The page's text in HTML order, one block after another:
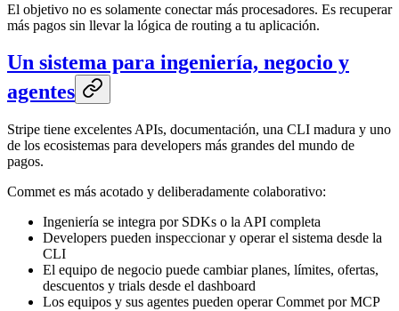
El objetivo no es solamente conectar más procesadores. Es recuperar
más pagos sin llevar la lógica de routing a tu aplicación.
Un sistema para ingeniería, negocio y
agentes
Stripe tiene excelentes APIs, documentación, una CLI madura y uno
de los ecosistemas para developers más grandes del mundo de
pagos.
Commet es más acotado y deliberadamente colaborativo:
Ingeniería se integra por SDKs o la API completa
Developers pueden inspeccionar y operar el sistema desde la
CLI
El equipo de negocio puede cambiar planes, límites, ofertas,
descuentos y trials desde el dashboard
Los equipos y sus agentes pueden operar Commet por MCP